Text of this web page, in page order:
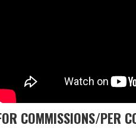
COMMISSIONS/